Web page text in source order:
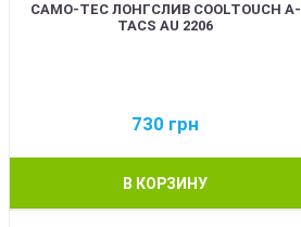
CAMO-TEC ЛОНГСЛИВ COOLTOUCH A-
TACS AU 2206
730 грн
В КОРЗИНУ